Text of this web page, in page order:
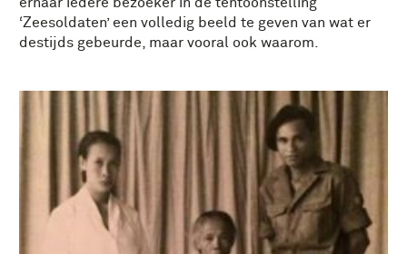
‘Zeesoldaten’ een volledig beeld te geven van wat er
destijds gebeurde, maar vooral ook waarom.